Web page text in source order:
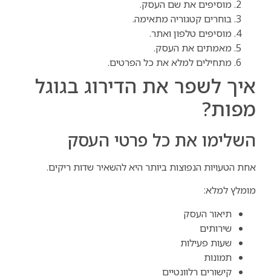
מוסיפים את שם העסק.
בוחרים קטגוריה מתאימה.
מוסיפים טלפון ואתר.
מאמתים את העסק.
מתחילים למלא את כל הפרטים.
איך לשפר את הדירוג בגוגל
מפות?
השלימו את כל פרטי העסק
אחת הטעויות הנפוצות ביותר היא להשאיר שדות ריקים.
מומלץ למלא:
תיאור העסק
שירותים
שעות פעילות
תמונות
קישורים רלוונטיים